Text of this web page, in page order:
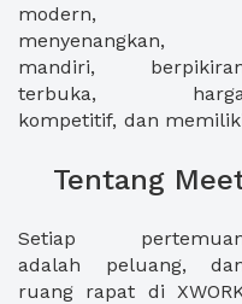
modern,
menyenangkan,
mandiri,
terbuka,
kompetitif, dan
pelayanan maksimal,
The BnB bisa membuat
acara Anda
Tentang
Setiap
adalah peluang,
ruang rapat di
lancar. apakah
memerlukan
pertemuan kecil